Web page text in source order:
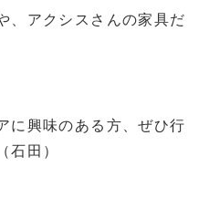
、アクシスさんの家具だ
に興味のある方、ぜひ行
石田）